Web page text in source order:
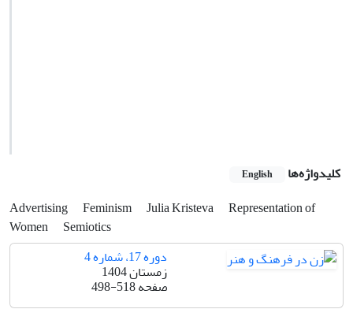
کلیدواژه‌ها English
Advertising Feminism Julia Kristeva
Representation of
Women
Semiotics
دوره 17، شماره 4
زمستان 1404
صفحه498-518